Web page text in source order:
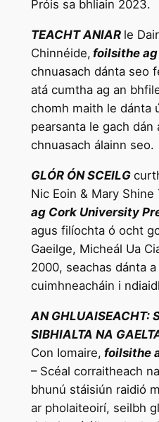
Próis sa bhliain 2023.
TEACHT ANIAR le
Chinnéide, foilsithe
chnuasach dánta seo
atá cumtha ag an
chomh maith le dánta
pearsanta le gach dán
chnuasach álainn seo.
GLÓR ÓN SCEILG
Nic Eoin & Mary Shine
ag Cork University
agus filíochta ó ocht
Gaeilge, Micheál Ua
2000, seachas dánta
cuimhneacháin i
AN GHLUAISEACHT:
SIBHIALTA NA
Con Iomaire, foilsithe
– Scéal corraitheach
bhunú stáisiún raidió
ar pholaiteoirí, seilbh